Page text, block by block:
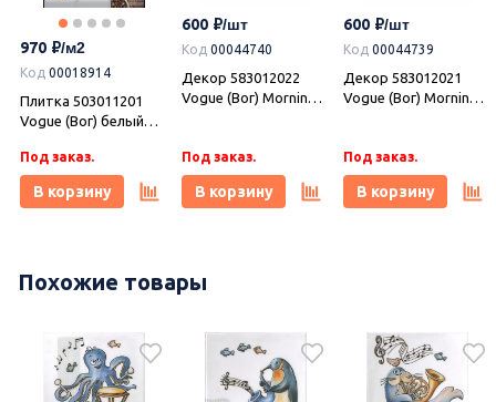
970
Код 00018914
Плитка 503011201
Vogue (Вог) белый
(Азори)
Под заказ.
В корзину
600
Код 00044740
Декор 583012022
Vogue (Вог) Morning 4
Под заказ.
В корзину
600
Код 00044739
Декор 583012021
Vogue (Вог) Morning 3
Под заказ.
В корзину
УТ-00020824
Плитка 00-00110421
995
УТ-00020823
Плитка 00-00110186
995
УТ-00021755
Плитка 00-00110184
Похожие товары